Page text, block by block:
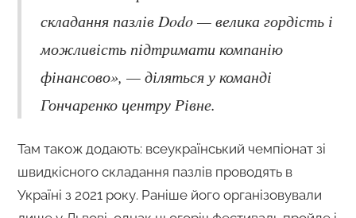
складання пазлів Dodo — велика гордість і
можливість підтримати компанію
фінансово», — діляться у команді
Гончаренко центру Рівне.
Там також додають: всеукраїнський чемпіонат зі
швидкісного складання пазлів проводять в
Україні з 2021 року. Раніше його організовували